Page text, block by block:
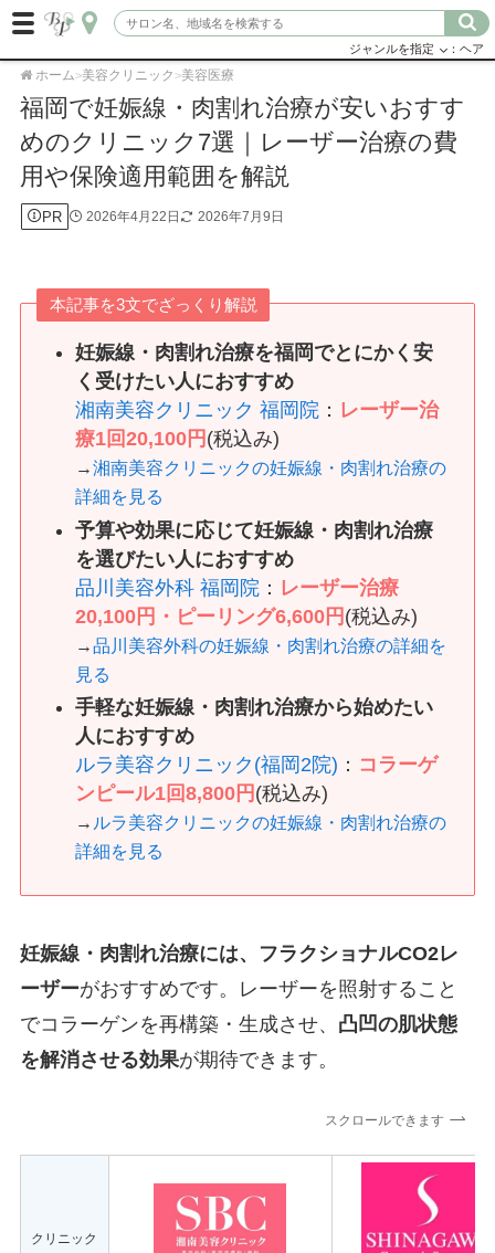
ジャンルを指定 ：ヘア
ホーム>美容クリニック >美容医療
福岡で妊娠線・肉割れ治療が安いおすす
めのクリニック7選｜レーザー治療の費
用や保険適用範囲を解説
PR 2026年4月22日 2026年7月9日
本記事を3文でざっくり解説
妊娠線・肉割れ治療を福岡でとにかく安
く受けたい人におすすめ
湘南美容クリニック 福岡院 ： レーザー治
療1回20,100円 (税込み)
→湘南美容クリニックの妊娠線・肉割れ治療の
詳細を見る
予算や効果に応じて妊娠線・肉割れ治療
を選びたい人におすすめ
品川美容外科 福岡院 ： レーザー治療
20,100円・ピーリング6,600円 (税込み)
→品川美容外科の妊娠線・肉割れ治療の詳細を
見る
手軽な妊娠線・肉割れ治療から始めたい
人におすすめ
ルラ美容クリニック(福岡2院) ： コラーゲ
ンピール1回8,800円 (税込み)
→ ルラ美容クリニックの妊娠線・肉割れ治療の
詳細を見る
妊娠線・肉割れ治療には、フラクショナルCO2レ
ーザーがおすすめです。レーザーを照射すること
でコラーゲンを再構築・生成させ、 凸凹の肌状態
を解消させる効果が期待できます。
スクロールできます
クリニック